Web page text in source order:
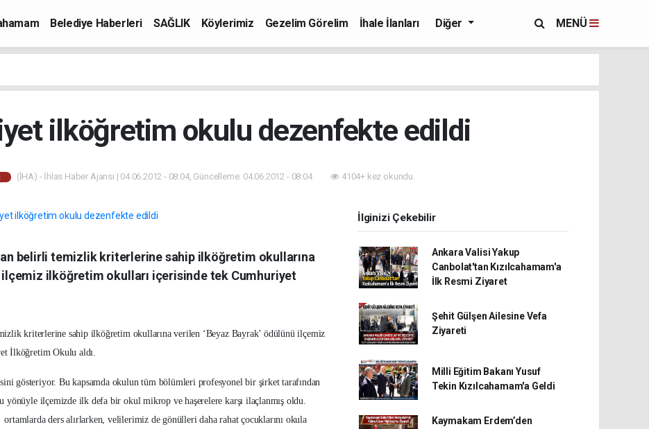
Belediye Haberleri SAĞLIK Köylerimiz Gezelim Görelim
İhale İlanları
Diğer MENÜ
ilköğretim okulu dezenfekte edildi
(İHA) - İhlas Haber Ajansı | 04.06.2012 - 08:04, Güncelleme: 04.06.2012 - 08:04 4104+ kez okundu.
belirli temizlik kriterlerine sahip ilköğretim okullarına
ilçemiz ilköğretim okulları içerisinde tek Cumhuriyet
kriterlerine sahip ilköğretim okullarına verilen ‘Beyaz Bayrak’ ödülünü ilçemiz
İlköğretim Okulu aldı.
gösteriyor. Bu kapsamda okulun tüm bölümleri profesyonel bir şirket tarafından
yönüyle ilçemizde ilk defa bir okul mikrop ve haşerelere karşı ilaçlanmış oldu.
ders alırlarken, velilerimiz de gönülleri daha rahat çocuklarını okula
İlginizi Çekebilir
Ankara Valisi Yakup
Canbolat'tan Kızılcahamam'a
İlk Resmi Ziyaret
Şehit Gülşen Ailesine Vefa
Ziyareti
Milli Eğitim Bakanı Yusuf
Tekin Kızılcahamam'a Geldi
Kaymakam Erdem’den